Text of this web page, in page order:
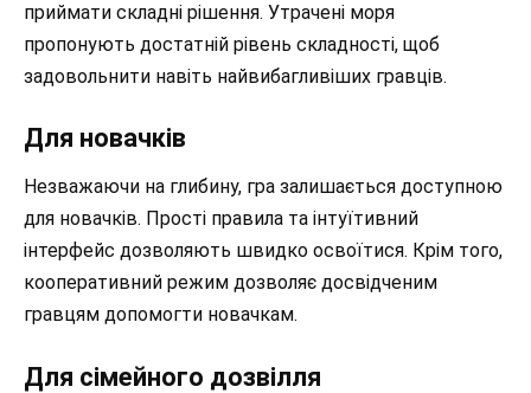
приймати складні рішення. Утрачені моря
пропонують достатній рівень складності, щоб
задовольнити навіть найвибагливіших гравців.
Для новачків
Незважаючи на глибину, гра залишається доступною
для новачків. Прості правила та інтуїтивний
інтерфейс дозволяють швидко освоїтися. Крім того,
кооперативний режим дозволяє досвідченим
гравцям допомогти новачкам.
Для сімейного дозвілля